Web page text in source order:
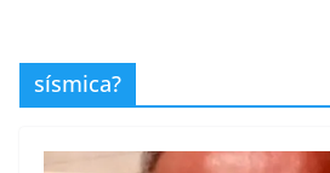
sísmica?